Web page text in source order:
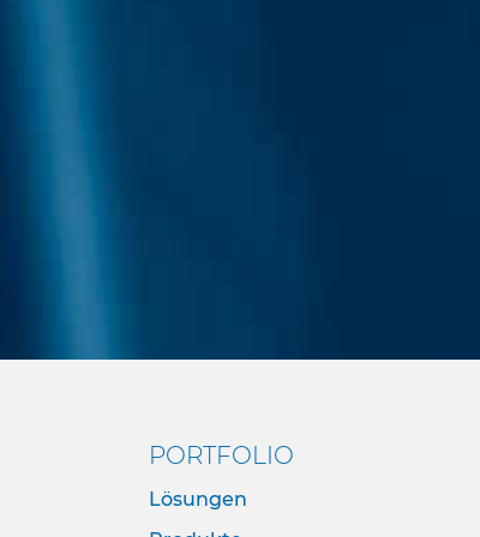
PORTFOLIO
Lösungen